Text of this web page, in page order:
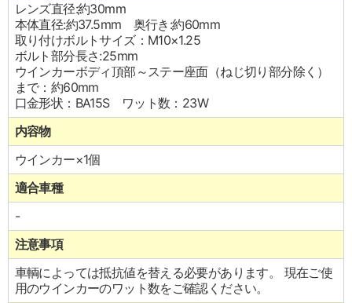
レンズ直径:約30mm
本体直径:約37.5mm 奥行き:約60mm
取り付けボルトサイズ：M10×1.25
ボルト部分長さ:25mm
ウインカーボディ頂部～ステー座面（ねじ切り部分除く）
まで：約60mm
口金形状：BA15S ワット数：23W
内容物
ウインカー×1個
適合車種
-
注意事項
車輌によっては抵抗値を替える必要があります。 現在ご使
用のウインカーのワット数をご確認ください。